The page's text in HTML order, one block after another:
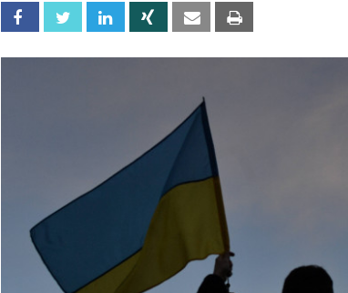
Facebook Twitter Linkedin Xing Email